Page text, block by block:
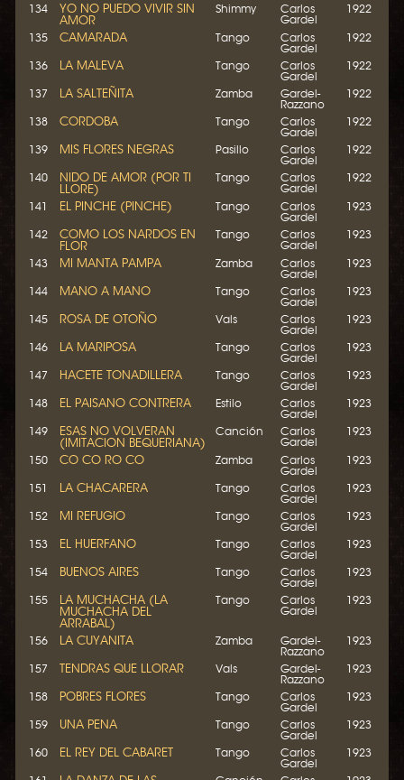
134 YO NO PUEDO VIVIR SIN
AMOR
Shimmy
Carlos
Gardel
1922
135 CAMARADA Tango
Carlos
Gardel
1922
136 LA MALEVA Tango
Carlos
Gardel
1922
137 LA SALTEÑITA Zamba
Gardel-
Razzano
1922
138 CORDOBA Tango
Carlos
Gardel
1922
139 MIS FLORES NEGRAS Pasillo
Carlos
Gardel
1922
140 NIDO DE AMOR (POR TI
LLORE)
Tango
Carlos
Gardel
1922
141 EL PINCHE (PINCHE) Tango
Carlos
Gardel
1923
142 COMO LOS NARDOS EN
FLOR
Tango
Carlos
Gardel
1923
143 MI MANTA PAMPA Zamba
Carlos
Gardel
1923
144 MANO A MANO Tango
Carlos
Gardel
1923
145 ROSA DE OTOÑO Vals
Carlos
Gardel
1923
146 LA MARIPOSA Tango
Carlos
Gardel
1923
147 HACETE TONADILLERA Tango
Carlos
Gardel
1923
148 EL PAISANO CONTRERA Estilo
Carlos
Gardel
1923
149 ESAS NO VOLVERAN
(IMITACION BEQUERIANA)
Canción
Carlos
Gardel
1923
150 CO CO RO CO Zamba
Carlos
Gardel
1923
151 LA CHACARERA Tango
Carlos
Gardel
1923
152 MI REFUGIO Tango
Carlos
Gardel
1923
153 EL HUERFANO Tango
Carlos
Gardel
1923
154 BUENOS AIRES Tango
Carlos
Gardel
1923
155 LA MUCHACHA (LA
MUCHACHA DEL
ARRABAL)
Tango
Carlos
Gardel
1923
156 LA CUYANITA Zamba
Gardel-
Razzano
1923
157 TENDRAS QUE LLORAR Vals
Gardel-
Razzano
1923
158 POBRES FLORES Tango
Carlos
Gardel
1923
159 UNA PENA Tango
Carlos
Gardel
1923
160 EL REY DEL CABARET Tango
Carlos
Gardel
1923